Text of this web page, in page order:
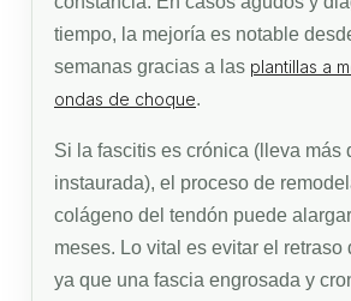
tiempo, la mejoría es notable
semanas gracias a las plantillas a
ondas de choque.
Si la fascitis es crónica (lleva más
instaurada), el proceso de
colágeno del tendón puede
meses. Lo vital es evitar el retraso
ya que una fascia engrosada y